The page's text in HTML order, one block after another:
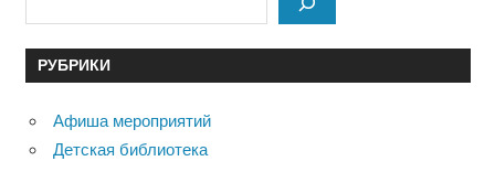
РУБРИКИ
Афиша мероприятий
Детская библиотека